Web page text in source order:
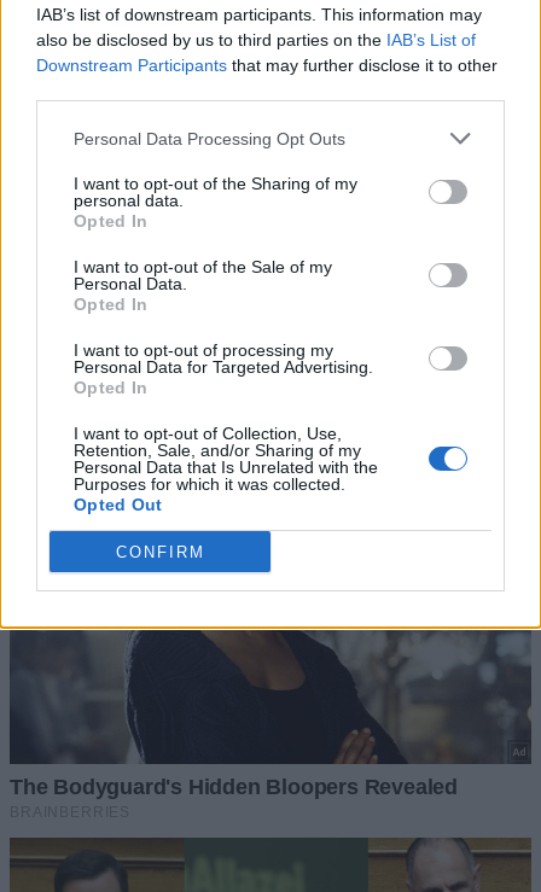
IAB’s list of downstream participants. This information may
also be disclosed by us to third parties on the IAB’s List of
Downstream Participants that may further disclose it to other
Personal Data Processing Opt Outs
I want to opt-out of the Sharing of my
personal data.
Opted In
I want to opt-out of the Sale of my
Personal Data.
Opted In
I want to opt-out of processing my
Personal Data for Targeted Advertising.
Opted In
I want to opt-out of Collection, Use,
Retention, Sale, and/or Sharing of my
Personal Data that Is Unrelated with the
Purposes for which it was collected.
Opted Out
CONFIRM